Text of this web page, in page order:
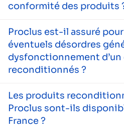
conformité des produits
Proclus est-il assuré
éventuels désordres
dysfonctionnement
reconditionnés ?
Les produits
Proclus sont-ils
France ?